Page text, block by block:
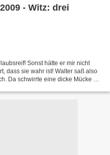
- Witz: drei
Sonst hätte er mir nicht
dass sie wahr ist! Walter saß also
Da schwirrte eine dicke Mücke um